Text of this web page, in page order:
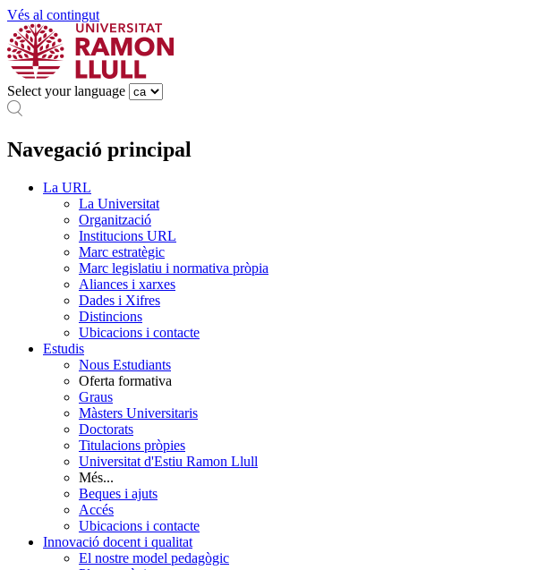
Vés al contingut
Select your language
Navegació principal
La URL
La Universitat
Organització
Institucions URL
Marc estratègic
Marc legislatiu i normativa pròpia
Aliances i xarxes
Dades i Xifres
Distincions
Ubicacions i contacte
Estudis
Nous Estudiants
Oferta formativa
Graus
Màsters Universitaris
Doctorats
Titulacions pròpies
Universitat d'Estiu Ramon Llull
Més...
Beques i ajuts
Accés
Ubicacions i contacte
Innovació docent i qualitat
El nostre model pedagògic